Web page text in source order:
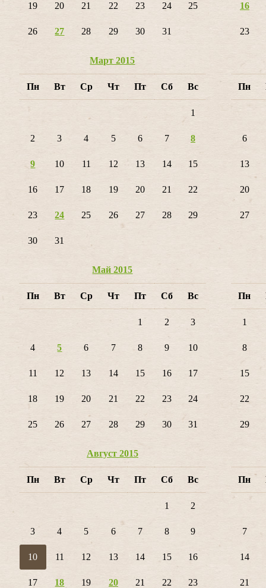
19 20 21 22 23 24 25
26 27 28 29 30 31
16
23
Март 2015
Пн Вт Ср Чт Пт Сб Вс
1
2 3 4 5 6 7 8
9 10 11 12 13 14 15
16 17 18 19 20 21 22
23 24 25 26 27 28 29
30 31
Пн
6
13
20
27
Май 2015
Пн Вт Ср Чт Пт Сб Вс
1 2 3
4 5 6 7 8 9 10
11 12 13 14 15 16 17
18 19 20 21 22 23 24
25 26 27 28 29 30 31
Пн
1
8
15
22
29
Август 2015
Пн Вт Ср Чт Пт Сб Вс
1 2
3 4 5 6 7 8 9
10 11 12 13 14 15 16
17 18 19 20 21 22 23
Пн
7
14
21